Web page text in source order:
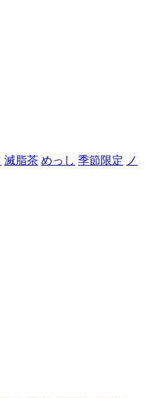
滅脂茶 めっし 季節限定 ノ